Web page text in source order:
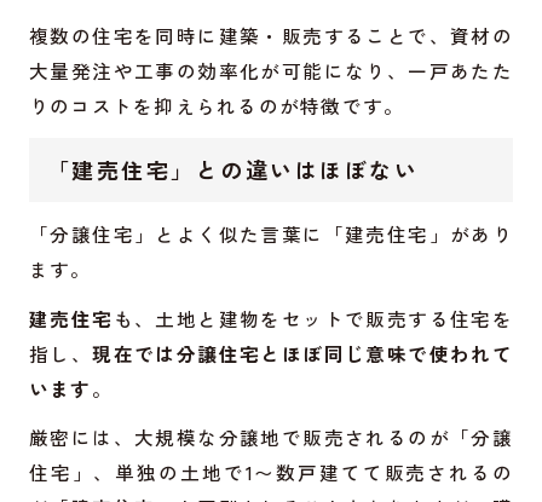
複数の住宅を同時に建築・販売することで、資材の
大量発注や工事の効率化が可能になり、一戸あたた
りのコストを抑えられるのが特徴です。
「建売住宅」との違いはほぼない
「分譲住宅」とよく似た言葉に「建売住宅」があり
ます。
建売住宅も、土地と建物をセットで販売する住宅を
指し、現在では分譲住宅とほぼ同じ意味で使われて
います。
厳密には、大規模な分譲地で販売されるのが「分譲
住宅」、単独の土地で1〜数戸建てて販売されるの